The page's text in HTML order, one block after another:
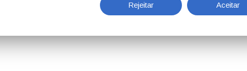
Rejeitar Aceitar